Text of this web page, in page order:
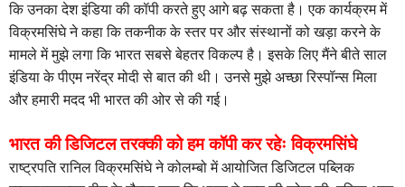
कि उनका देश इंडिया की कॉपी करते हुए आगे बढ़ सकता है। एक कार्यक्रम में
विक्रमसिंघे ने कहा कि तकनीक के स्तर पर और संस्थानों को खड़ा करने के
मामले में मुझे लगा कि भारत सबसे बेहतर विकल्प है। इसके लिए मैंने बीते साल
इंडिया के पीएम नरेंद्र मोदी से बात की थी। उनसे मुझे अच्छा रिस्पॉन्स मिला
और हमारी मदद भी भारत की ओर से की गई।
भारत की डिजिटल तरक्की को हम कॉपी कर रहेः विक्रमसिंघे
राष्ट्रपति रानिल विक्रमसिंघे ने कोलम्बो में आयोजित डिजिटल पब्लिक